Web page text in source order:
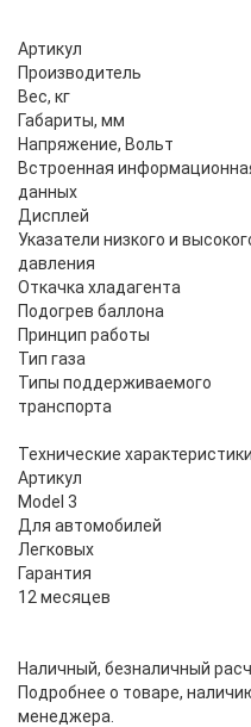
Артикул
Производитель
Вес, кг
Габариты, мм
Напряжение, Вольт
Встроенная
данных
Дисплей
Указатели низкого и
давления
Откачка хладагента
Подогрев баллона
Принцип работы
Тип газа
Типы поддерживаемого
транспорта
Технические характеристики
Артикул
Model 3
Для автомобилей
Легковых
Гарантия
12 месяцев
Наличный, безналичный
Подробнее о товаре,
менеджера.